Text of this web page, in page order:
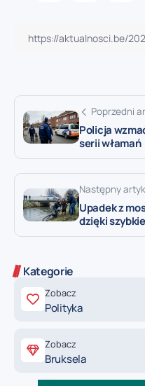
Poprzedni
Policja
serii włamań
Następny
Upadek z
dzięki
Kategorie
Zobacz
Polityka
Zobacz
Bruksela